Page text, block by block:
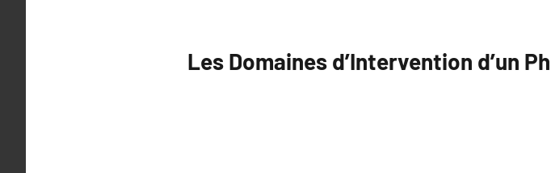
Les Domaines d’Intervention d’un